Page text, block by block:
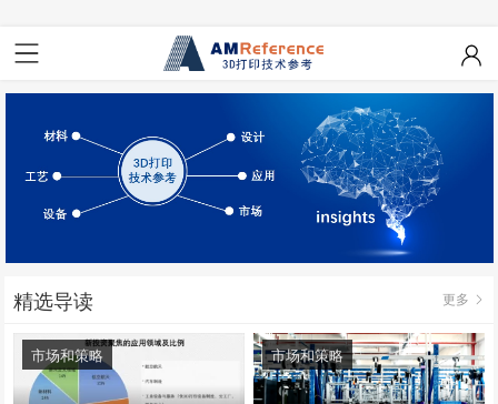
精选导读 更多
市场和策略 市场和策略